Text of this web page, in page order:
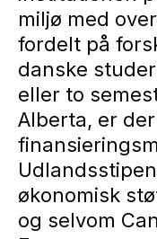
miljø med
fordelt på
danske
eller to
Alberta, er
økonomisk
og selvom